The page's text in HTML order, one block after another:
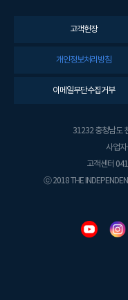
고객헌장
개인정보처리방침
이메일무단수집거부
31232 충청남도
사업
고객센터
ⓒ 2018 THE